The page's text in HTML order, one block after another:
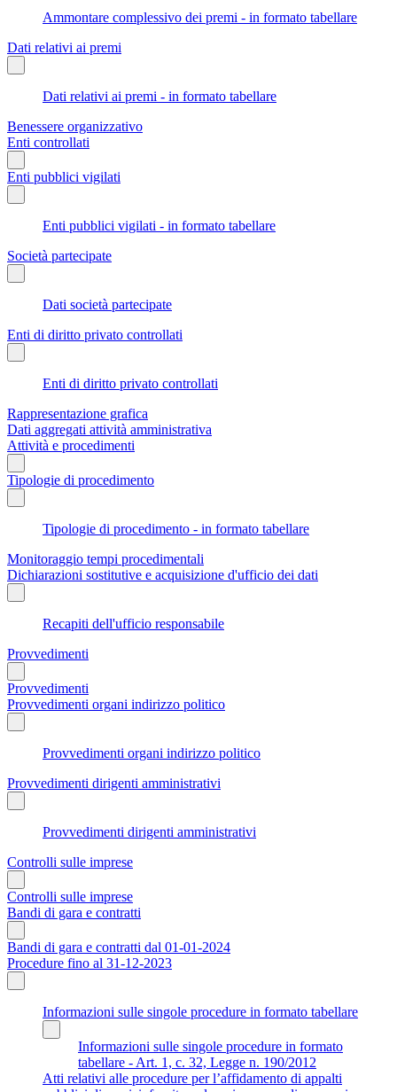
Ammontare complessivo dei premi - in formato tabellare
Dati relativi ai premi
Dati relativi ai premi - in formato tabellare
Benessere organizzativo
Enti controllati
Enti pubblici vigilati
Enti pubblici vigilati - in formato tabellare
Società partecipate
Dati società partecipate
Enti di diritto privato controllati
Enti di diritto privato controllati
Rappresentazione grafica
Dati aggregati attività amministrativa
Attività e procedimenti
Tipologie di procedimento
Tipologie di procedimento - in formato tabellare
Monitoraggio tempi procedimentali
Dichiarazioni sostitutive e acquisizione d'ufficio dei dati
Recapiti dell'ufficio responsabile
Provvedimenti
Provvedimenti
Provvedimenti organi indirizzo politico
Provvedimenti organi indirizzo politico
Provvedimenti dirigenti amministrativi
Provvedimenti dirigenti amministrativi
Controlli sulle imprese
Controlli sulle imprese
Bandi di gara e contratti
Bandi di gara e contratti dal 01-01-2024
Procedure fino al 31-12-2023
Informazioni sulle singole procedure in formato tabellare
Informazioni sulle singole procedure in formato
tabellare - Art. 1, c. 32, Legge n. 190/2012
Atti relativi alle procedure per l’affidamento di appalti